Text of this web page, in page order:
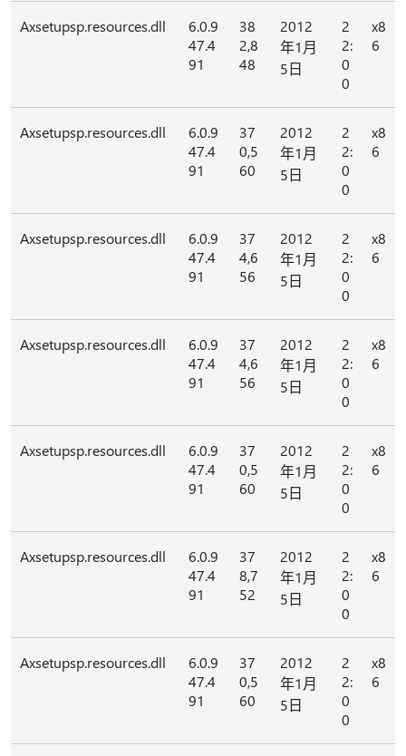
Axsetupsp.resources.dll
6.0.9
47.4
91
38
2,8
48
2012
年1月
5日
2
2:
0
0
x8
6
Axsetupsp.resources.dll
6.0.9
47.4
91
37
0,5
60
2012
年1月
5日
2
2:
0
0
x8
6
Axsetupsp.resources.dll
6.0.9
47.4
91
37
4,6
56
2012
年1月
5日
2
2:
0
0
x8
6
Axsetupsp.resources.dll
6.0.9
47.4
91
37
4,6
56
2012
年1月
5日
2
2:
0
0
x8
6
Axsetupsp.resources.dll
6.0.9
47.4
91
37
0,5
60
2012
年1月
5日
2
2:
0
0
x8
6
Axsetupsp.resources.dll
6.0.9
47.4
91
37
8,7
52
2012
年1月
5日
2
2:
0
0
x8
6
Axsetupsp.resources.dll
6.0.9
47.4
91
37
0,5
60
2012
年1月
5日
2
2:
0
0
x8
6